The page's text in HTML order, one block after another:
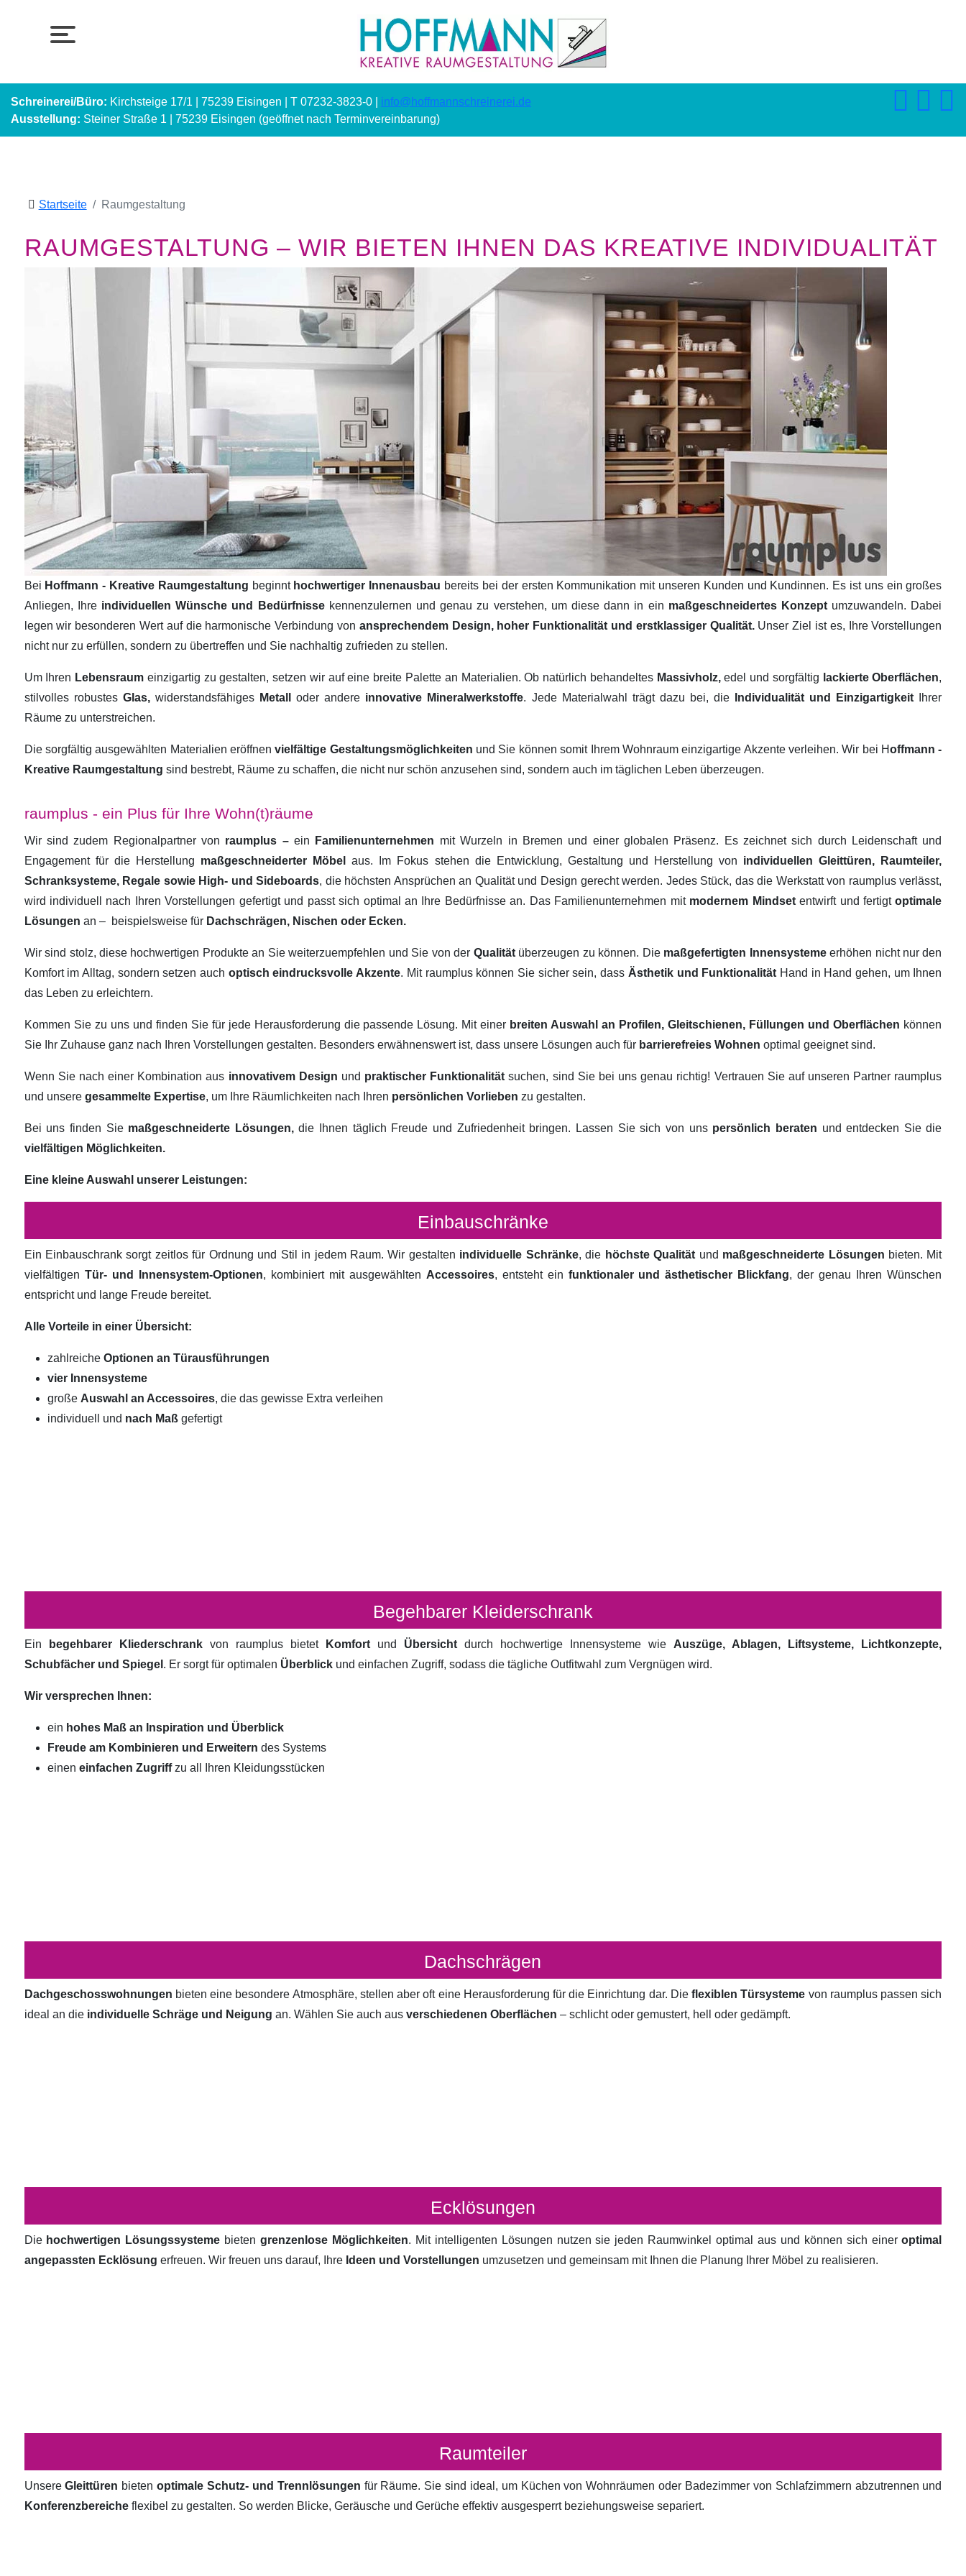
Schreinerei/Büro: Kirchsteige 17/1 | 75239 Eisingen | T 07232-3823-0 | info@hoffmannschreinerei.de
Ausstellung: Steiner Straße 1 | 75239 Eisingen (geöffnet nach Terminvereinbarung)
Startseite Raumgestaltung
RAUMGESTALTUNG – WIR BIETEN IHNEN DAS KREATIVE INDIVIDUALITÄT
Bei Hoffmann - Kreative Raumgestaltung beginnt hochwertiger Innenausbau bereits bei der ersten Kommunikation mit unseren Kunden und Kundinnen. Es ist uns ein großes
Anliegen, Ihre individuellen Wünsche und Bedürfnisse kennenzulernen und genau zu verstehen, um diese dann in ein maßgeschneidertes Konzept umzuwandeln. Dabei
legen wir besonderen Wert auf die harmonische Verbindung von ansprechendem Design, hoher Funktionalität und erstklassiger Qualität.Unser Ziel ist es, Ihre Vorstellungen
nicht nur zu erfüllen, sondern zu übertreffen und Sie nachhaltig zufrieden zu stellen.
Um Ihren Lebensraum einzigartig zu gestalten, setzen wir auf eine breite Palette an Materialien. Ob natürlich behandeltes Massivholz,edel und sorgfältig lackierte Oberflächen,
stilvolles robustes Glas,widerstandsfähiges Metalloder andere innovative Mineralwerkstoffe. Jede Materialwahl trägt dazu bei, die Individualität und Einzigartigkeit
Ihrer
Räume zu unterstreichen.
Die sorgfältig ausgewählten Materialien eröffnenvielfältige Gestaltungsmöglichkeiten und Sie können somit Ihrem Wohnraum einzigartige Akzente verleihen. Wir bei Hoffmann -
Kreative Raumgestaltung sind bestrebt, Räume zu schaffen, die nicht nur schön anzusehen sind, sondern auch im täglichen Leben überzeugen.
raumplus - ein Plus für Ihre Wohn(t)räume
Wir sind zudem Regionalpartner von raumplus –ein Familienunternehmen mit Wurzeln in Bremen und einer globalen Präsenz. Es zeichnet sich durch Leidenschaft und
Engagement für die Herstellung maßgeschneiderter Möbelaus. Im Fokus stehen die Entwicklung, Gestaltung und Herstellung von individuellen Gleittüren, Raumteiler,
Schranksysteme, Regale sowie High- und Sideboards, die höchsten Ansprüchen an Qualität und Design gerecht werden. Jedes Stück, das die Werkstatt von raumplus verlässt,
wird individuell nach Ihren Vorstellungen gefertigt und passt sich optimal an Ihre Bedürfnisse an. Das Familienunternehmen mit modernem Mindsetentwirft und fertigtoptimale
Lösungen an – beispielsweise für Dachschrägen, Nischen oder Ecken.
Wir sind stolz, diese hochwertigen Produkte an Sie weiterzuempfehlen und Sie von der Qualität überzeugen zu können. Die maßgefertigten Innensystemeerhöhen nicht nur den
Komfort im Alltag, sondern setzen auch optisch eindrucksvolle Akzente. Mit raumplus können Sie sicher sein, dass Ästhetik und Funktionalität Hand in Hand gehen, um Ihnen
das Leben zu erleichtern.
Kommen Sie zu uns und finden Sie für jede Herausforderung die passende Lösung. Mit einer breiten Auswahl an Profilen, Gleitschienen, Füllungen und Oberflächen können
Sie Ihr Zuhause ganz nach Ihren Vorstellungen gestalten. Besonders erwähnenswert ist, dass unsere Lösungen auch für barrierefreies Wohnen optimal geeignet sind.
Wenn Sie nach einer Kombination aus innovativem Design und praktischer Funktionalitätsuchen, sind Sie bei uns genau richtig! Vertrauen Sie auf unseren Partner raumplus
und unsere gesammelte Expertise, um Ihre Räumlichkeiten nach Ihren persönlichen Vorlieben zu gestalten.
Bei uns finden Sie maßgeschneiderte Lösungen,die Ihnen täglich Freude und Zufriedenheit bringen. Lassen Sie sich von uns persönlich beraten und entdecken Sie die
vielfältigen Möglichkeiten.
Eine kleine Auswahl unserer Leistungen:
Einbauschränke
Ein Einbauschrank sorgt zeitlos für Ordnung und Stil in jedem Raum. Wir gestalten individuelle Schränke, die höchste Qualität und maßgeschneiderte Lösungen bieten. Mit
vielfältigen Tür- und Innensystem-Optionen, kombiniert mit ausgewählten Accessoires, entsteht ein funktionaler und ästhetischer Blickfang, der genau Ihren Wünschen
entspricht und lange Freude bereitet.
Alle Vorteile in einer Übersicht:
zahlreiche Optionen an Türausführungen
vier Innensysteme
große Auswahl an Accessoires, die das gewisse Extra verleihen
individuell und nach Maß gefertigt
Begehbarer Kleiderschrank
Ein begehbarer Kliederschrank von raumplus bietet Komfort und Übersicht durch hochwertige Innensysteme wie Auszüge, Ablagen, Liftsysteme, Lichtkonzepte,
Schubfächer und Spiegel . Er sorgt für optimalen Überblickund einfachen Zugriff, sodass die tägliche Outfitwahl zum Vergnügen wird.
Wir versprechen Ihnen:
ein hohes Maß an Inspiration und Überblick
Freude am Kombinieren und Erweitern des Systems
einen einfachen Zugriffzu all Ihren Kleidungsstücken
Dachschrägen
Dachgeschosswohnungen bieten eine besondere Atmosphäre, stellen aber oft eine Herausforderung für die Einrichtung dar. Dieflexiblen Türsysteme von raumplus passen sich
ideal an die individuelle Schräge und Neigung an. Wählen Sie auch aus verschiedenen Oberflächen – schlicht oder gemustert, hell oder gedämpft.
Ecklösungen
Die hochwertigen Lösungssysteme bietengrenzenlose Möglichkeiten. Mit intelligenten Lösungen nutzen sie jeden Raumwinkel optimal aus und können sich eineroptimal
angepassten Ecklösung erfreuen. Wir freuen uns darauf, Ihre Ideen und Vorstellungen umzusetzen und gemeinsam mit Ihnen die Planung Ihrer Möbel zu realisieren.
Raumteiler
UnsereGleittüren bietenoptimale Schutz- und Trennlösungen für Räume. Sie sind ideal, um Küchen von Wohnräumen oder Badezimmer von Schlafzimmern abzutrennen und
Konferenzbereiche flexibel zu gestalten. So werden Blicke, Geräusche und Gerüche effektiv ausgesperrt beziehungsweise separiert.